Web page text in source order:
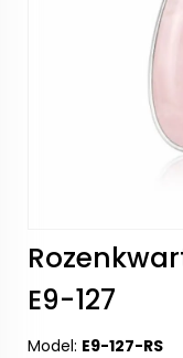
E9-127
Model: E9-127-RS